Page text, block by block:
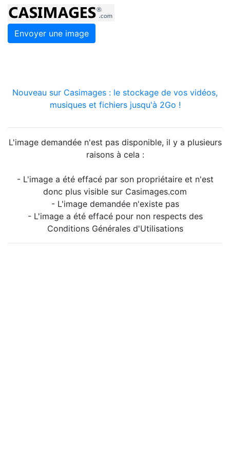
Envoyer une image
Nouveau sur Casimages : le stockage de vos vidéos,
musiques et fichiers jusqu'à 2Go !
L'image demandée n'est pas disponible, il y a plusieurs
raisons à cela :
- L'image a été effacé par son propriétaire et n'est
donc plus visible sur Casimages.com
- L'image demandée n'existe pas
- L'image a été effacé pour non respects des
Conditions Générales d'Utilisations